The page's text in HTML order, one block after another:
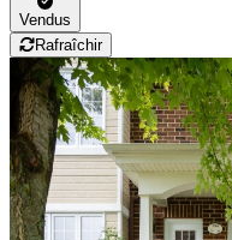
Vendus
Rafraîchir